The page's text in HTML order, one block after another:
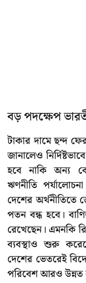
বড় পদক্ষেপ
টাকার দামে ছন্দ
জানালেও
হবে নাকি অন্য
ঋণনীতি
দেশের অর্থনীতিতে
পতন বন্ধ হবে।
রেখেছেন। এমনকি
ব্যবস্থাও শুরু
দেশের ভেতরেই
পরিবেশ আরও উন্নত